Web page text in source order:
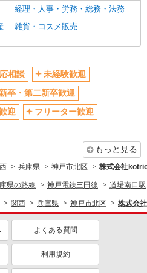
禁煙・分煙
車通勤OK
産休・育休取得実績あり
各種手当（家族・役職・インセン
ティブなど）あり
研修制度あり
護・福祉
ミドル（40代～）活躍中
車通勤OK
経理・人事・労務・総務・法務
雑貨・コスメ販売
相談
未経験歓迎
新卒・第二新卒歓迎
迎
フリーター歓迎
もっと見る
兵庫県 神戸市北区 株式会社
県の路線 神戸電鉄三田線 道場南口駅
関西 兵庫県 神戸市北区 株式会
よくある質問
利用規約